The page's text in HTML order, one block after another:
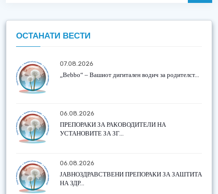
ОСТАНАТИ ВЕСТИ
07.08.2026
„Bebbo“ – Вашиот дигитален водич за родителст...
06.08.2026
ПРЕПОРАКИ ЗА РАКОВОДИТЕЛИ НА
УСТАНОВИТЕ ЗА ЗГ...
06.08.2026
ЈАВНОЗДРАВСТВЕНИ ПРЕПОРАКИ ЗА ЗАШТИТА
НА ЗДР...